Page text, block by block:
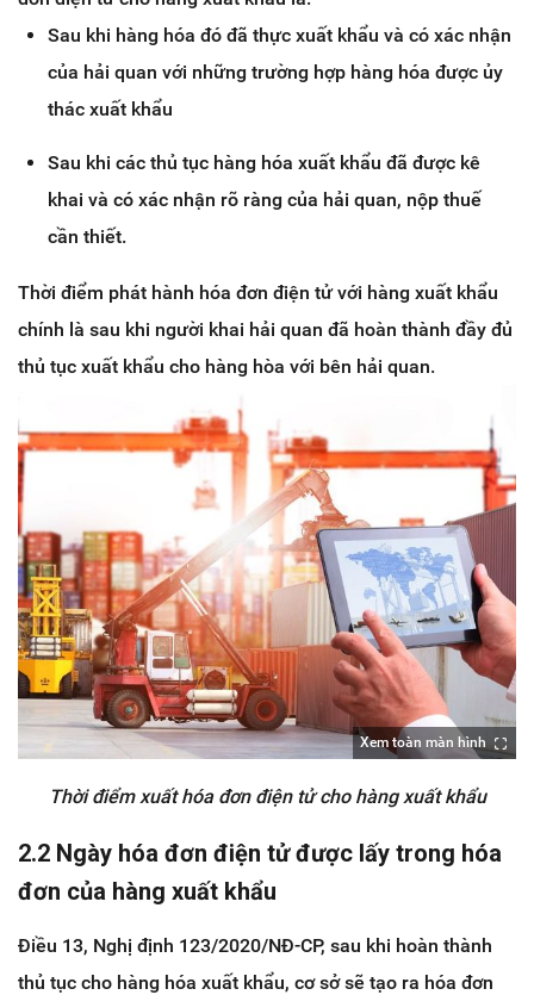
Sau khi hàng hóa đó đã thực xuất khẩu và có xác nhận
của hải quan với những trường hợp hàng hóa được ủy
thác xuất khẩu
Sau khi các thủ tục hàng hóa xuất khẩu đã được kê
khai và có xác nhận rõ ràng của hải quan, nộp thuế
cần thiết.
Thời điểm phát hành hóa đơn điện tử với hàng xuất khẩu
chính là sau khi người khai hải quan đã hoàn thành đầy đủ
thủ tục xuất khẩu cho hàng hòa với bên hải quan.
Xem toàn màn hình
Thời điểm xuất hóa đơn điện tử cho hàng xuất khẩu
2.2 Ngày hóa đơn điện tử được lấy trong hóa
đơn của hàng xuất khẩu
Điều 13, Nghị định 123/2020/NĐ-CP, sau khi hoàn thành
thủ tục cho hàng hóa xuất khẩu, cơ sở sẽ tạo ra hóa đơn